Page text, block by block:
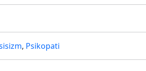
, Psikopati